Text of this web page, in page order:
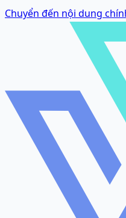
Chuyển đến nội dung